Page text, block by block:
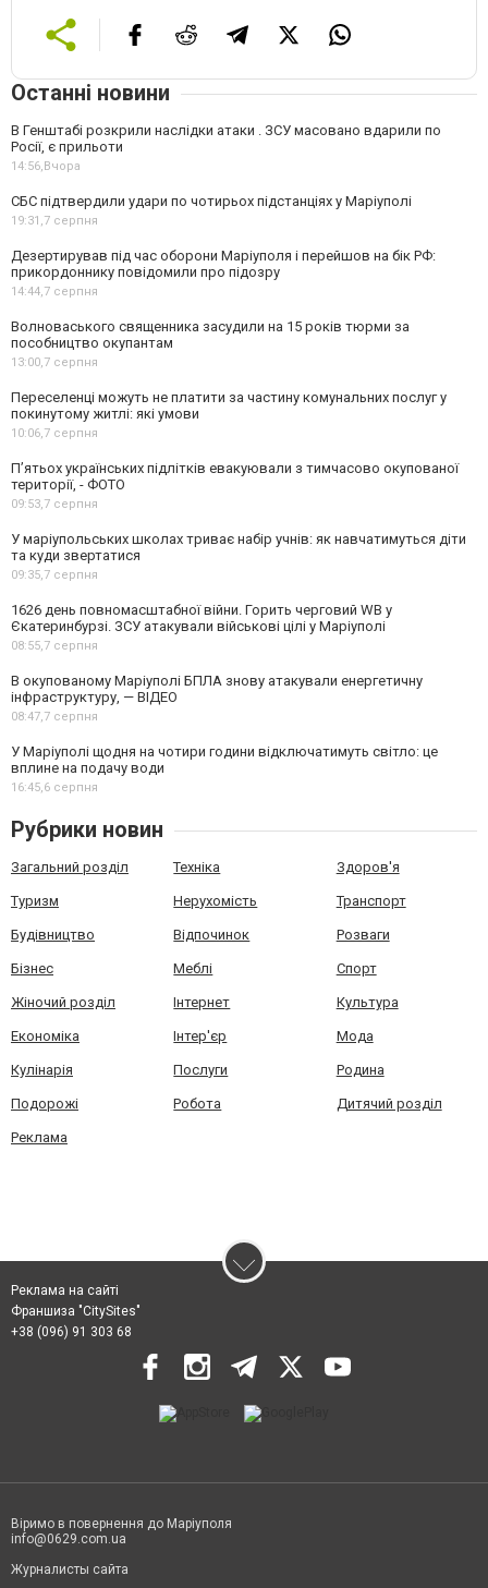
Останні новини
В Генштабі розкрили наслідки атаки . ЗСУ масовано вдарили по
Росії, є прильоти
14:56,Вчора
СБС підтвердили удари по чотирьох підстанціях у Маріуполі
19:31,7 серпня
Дезертирував під час оборони Маріуполя і перейшов на бік РФ:
прикордоннику повідомили про підозру
14:44,7 серпня
Волноваського священника засудили на 15 років тюрми за
пособництво окупантам
13:00,7 серпня
Переселенці можуть не платити за частину комунальних послуг у
покинутому житлі: які умови
10:06,7 серпня
П’ятьох українських підлітків евакуювали з тимчасово окупованої
території, - ФОТО
09:53,7 серпня
У маріупольських школах триває набір учнів: як навчатимуться діти
та куди звертатися
09:35,7 серпня
1626 день повномасштабної війни. Горить черговий WB у
Єкатеринбурзі. ЗСУ атакували військові цілі у Маріуполі
08:55,7 серпня
В окупованому Маріуполі БПЛА знову атакували енергетичну
інфраструктуру, — ВІДЕО
08:47,7 серпня
У Маріуполі щодня на чотири години відключатимуть світло: це
вплине на подачу води
16:45,6 серпня
Рубрики новин
Загальний розділ Техніка Здоров'я
Туризм Нерухомість Транспорт
Будівництво Відпочинок Розваги
Бізнес Меблі Спорт
Жіночий розділ Інтернет Культура
Економіка Інтер'єр Мода
Кулінарія Послуги Родина
Подорожі Робота Дитячий розділ
Реклама
Реклама на сайті
Франшиза "CitySites"
+38 (096) 91 303 68
Віримо в повернення до Маріуполя
info@0629.com.ua
Журналисты сайта